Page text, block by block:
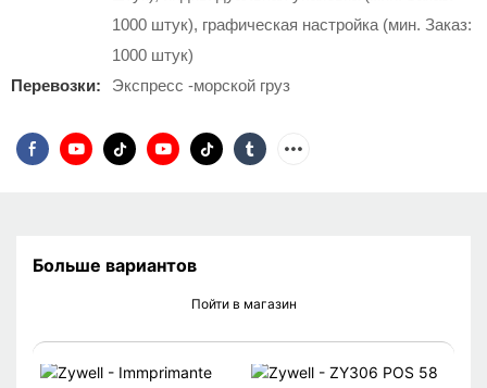
1000 штук), графическая настройка (мин. Заказ:
1000 штук)
Перевозки:
Экспресс -морской груз
Больше вариантов
Пойти в магазин